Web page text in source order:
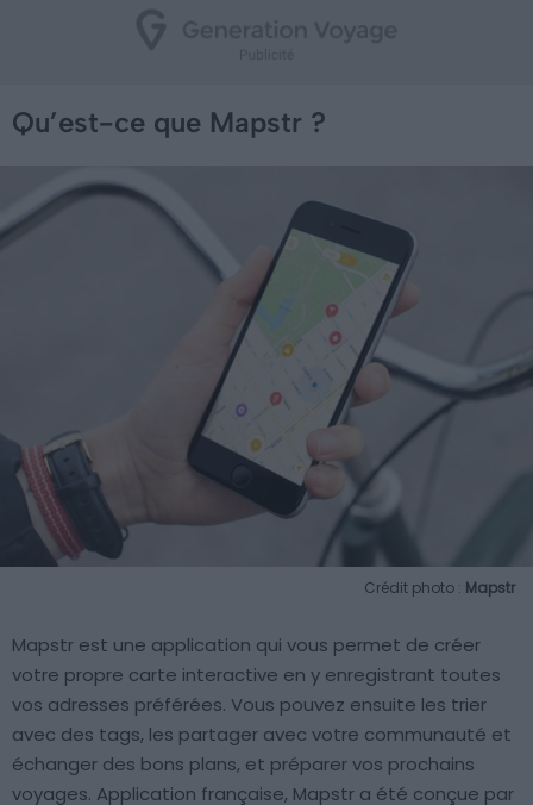
Qu’est-ce que Mapstr ?
Crédit photo : Mapstr
Mapstr est une application qui vous permet de créer
votre propre carte interactive en y enregistrant toutes
vos adresses préférées. Vous pouvez ensuite les trier
avec des tags, les partager avec votre communauté et
échanger des bons plans, et préparer vos prochains
voyages. Application française, Mapstr a été conçue par